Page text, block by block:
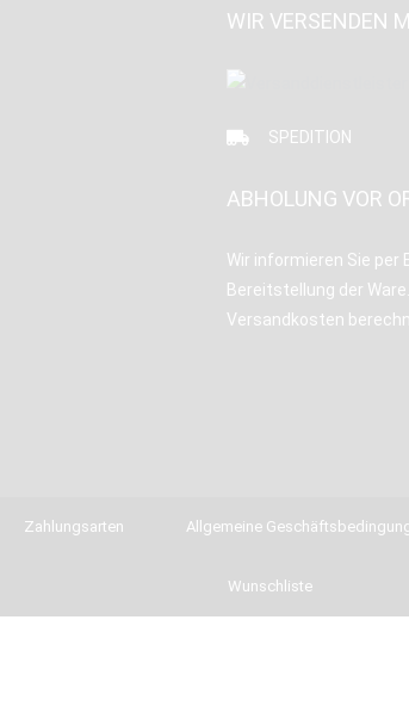
WIR VERSENDEN
SPEDITION
ABHOLUNG VOR
Wir informieren Sie per
Bereitstellung der
Versandkosten
Zahlungsarten Allgemeine
Wunschliste